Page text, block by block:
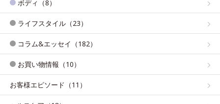
ボディ（8）
ライフスタイル（23）
コラム&エッセイ（182）
お買い物情報（10）
お客様エピソード（11）